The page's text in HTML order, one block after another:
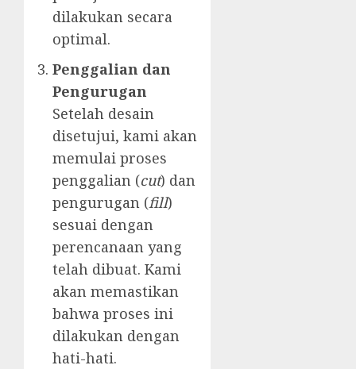
dilakukan secara
optimal.
Penggalian dan
Pengurugan
Setelah desain
disetujui, kami akan
memulai proses
penggalian (cut) dan
pengurugan (fill)
sesuai dengan
perencanaan yang
telah dibuat. Kami
akan memastikan
bahwa proses ini
dilakukan dengan
hati-hati.